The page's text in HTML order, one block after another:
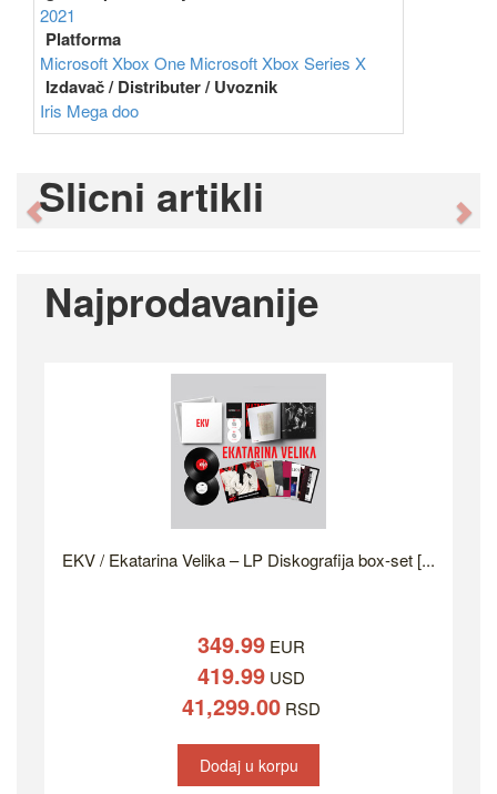
2021
Platforma
Microsoft Xbox One Microsoft Xbox Series X
Izdavač / Distributer / Uvoznik
Iris Mega doo
Slicni artikli
Previous
Najprodavanije
EKV / Ekatarina Velika – LP Diskografija box-set [...
349.99 EUR
419.99 USD
41,299.00 RSD
Dodaj u korpu